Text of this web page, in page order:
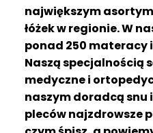
największym
łóżek w regionie. W
ponad 250 materacy i
Naszą specjalnością
medyczne i
naszym doradcą snu
pleców najzdrowsze